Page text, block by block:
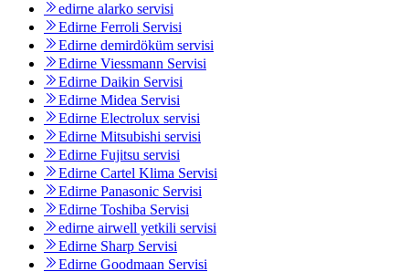
edirne alarko servisi
Edirne Ferroli Servisi
Edirne demirdöküm servisi
Edirne Viessmann Servisi
Edirne Daikin Servisi
Edirne Midea Servisi
Edirne Electrolux servisi
Edirne Mitsubishi servisi
Edirne Fujitsu servisi
Edirne Cartel Klima Servisi
Edirne Panasonic Servisi
Edirne Toshiba Servisi
edirne airwell yetkili servisi
Edirne Sharp Servisi
Edirne Goodmaan Servisi